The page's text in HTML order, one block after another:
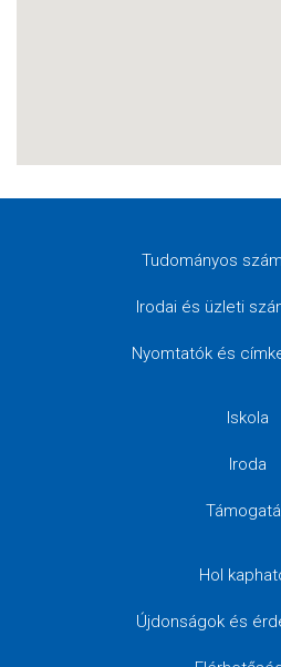
Tudományos
Irodai és üzleti
Nyomtatók és
Iskola
Iroda
Hol
Újdonságok és